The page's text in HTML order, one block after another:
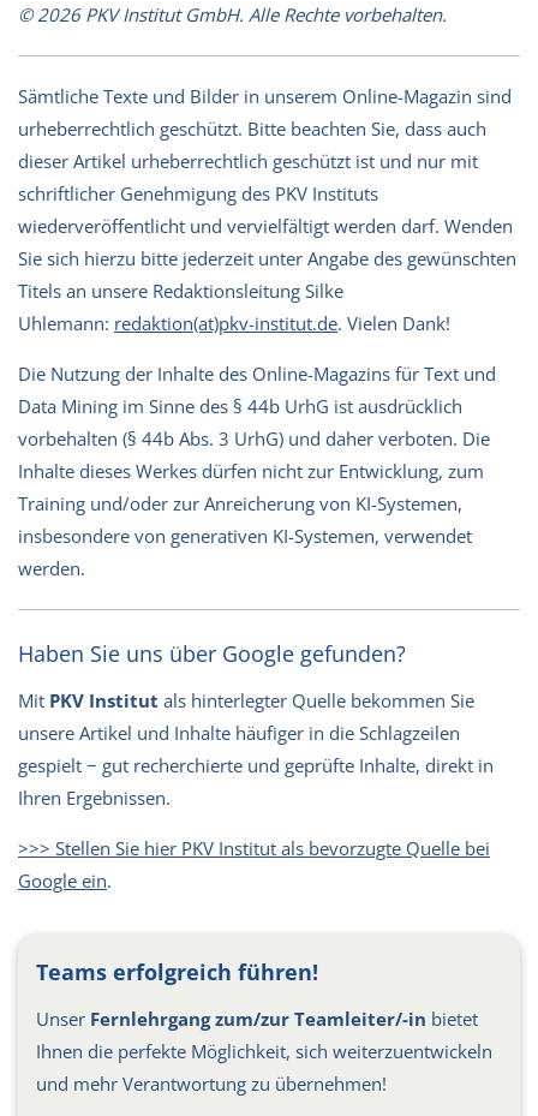
© 2026 PKV Institut GmbH. Alle Rechte vorbehalten.
Sämtliche Texte und Bilder in unserem Online-Magazin sind
urheberrechtlich geschützt. Bitte beachten Sie, dass auch
dieser Artikel urheberrechtlich geschützt ist und nur mit
schriftlicher Genehmigung des PKV Instituts
wiederveröffentlicht und vervielfältigt werden darf. Wenden
Sie sich hierzu bitte jederzeit unter Angabe des gewünschten
Titels an unsere Redaktionsleitung Silke
Uhlemann: redaktion(at)pkv-institut.de. Vielen Dank!
Die Nutzung der Inhalte des Online-Magazins für Text und
Data Mining im Sinne des § 44b UrhG ist ausdrücklich
vorbehalten (§ 44b Abs. 3 UrhG) und daher verboten. Die
Inhalte dieses Werkes dürfen nicht zur Entwicklung, zum
Training und/oder zur Anreicherung von KI-Systemen,
insbesondere von generativen KI-Systemen, verwendet
werden.
Haben Sie uns über Google gefunden?
Mit PKV Institut als hinterlegter Quelle bekommen Sie
unsere Artikel und Inhalte häufiger in die Schlagzeilen
gespielt − gut recherchierte und geprüfte Inhalte, direkt in
Ihren Ergebnissen.
>>> Stellen Sie hier PKV Institut als bevorzugte Quelle bei
Google ein.
Teams erfolgreich führen!
Unser Fernlehrgang zum/zur Teamleiter/-in bietet
Ihnen die perfekte Möglichkeit, sich weiterzuentwickeln
und mehr Verantwortung zu übernehmen!